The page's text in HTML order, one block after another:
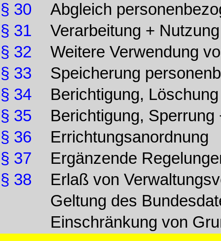
§ 30
§ 31
§ 32
§ 33
§ 34
§ 35
§ 36
§ 37
§ 38
Abgleich
Verarbeitung +
Weitere Verwendung
Speicherung
Berichtigung,
Berichtigung,
Errichtungsanordnung
Ergänzende
Erlaß von
Geltung des
Einschränkung von